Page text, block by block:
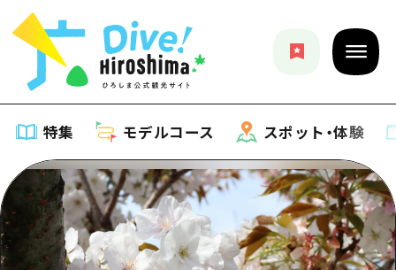
特集 モデルコース スポット・体験
特集
特集一覧
モデルコース